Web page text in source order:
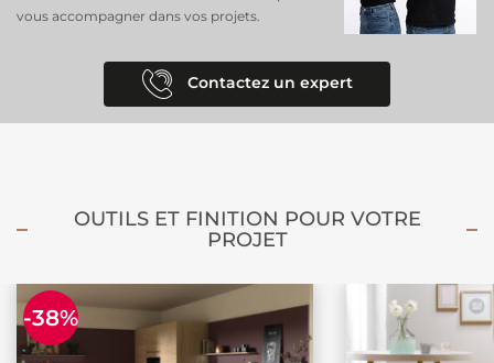
✓ Épaisseur 7 mm
✓ Fabriqué en Allemagne
✓ Solution économique
Découvreznos conseils d'installation du sol stratifié.
vous accompagner dans vos projets.
Contactez un expert
OUTILS ET FINITION POUR VOTRE
PROJET
-38%